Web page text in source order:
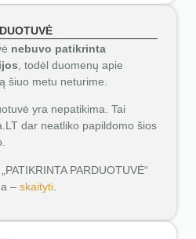
nebuvo patikrinta
, todėl duomenų apie
šiuo metu neturime.
yra nepatikima. Tai
dar neatliko papildomo šios
PARDUOTUVĖ“
– skaityti